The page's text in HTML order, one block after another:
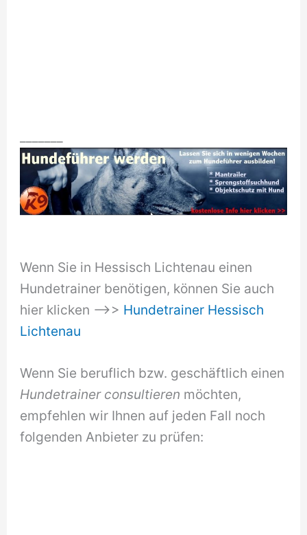
Wenn Sie in Hessisch Lichtenau einen
Hundetrainer benötigen, können Sie auch
hier klicken –>> Hundetrainer Hessisch
Lichtenau
Wenn Sie beruflich bzw. geschäftlich einen
Hundetrainer consultieren möchten,
empfehlen wir Ihnen auf jeden Fall noch
folgenden Anbieter zu prüfen: